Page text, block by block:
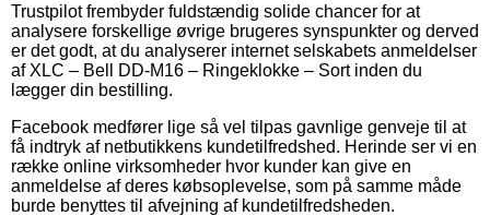
Trustpilot frembyder fuldstændig solide chancer for at
analysere forskellige øvrige brugeres synspunkter og derved
er det godt, at du analyserer internet selskabets anmeldelser
af XLC – Bell DD-M16 – Ringeklokke – Sort inden du
lægger din bestilling.
Facebook medfører lige så vel tilpas gavnlige genveje til at
få indtryk af netbutikkens kundetilfredshed. Herinde ser vi en
række online virksomheder hvor kunder kan give en
anmeldelse af deres købsoplevelse, som på samme måde
burde benyttes til afvejning af kundetilfredsheden.